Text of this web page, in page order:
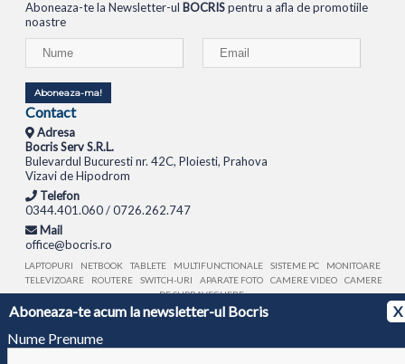
Aboneaza-te acum la newsletter-ul Bocris
X
Nume Prenume
Aboneaza-te la Newsletter-ul BOCRISpentru a afla de promotiile
noastre
Aboneaza-ma!
Contact
Adresa
Bocris Serv S.R.L.
Bulevardul Bucuresti nr. 42C, Ploiesti, Prahova
Vizavi de Hipodrom
Telefon
0344.401.060 / 0726.262.747
Mail
office@bocris.ro
LAPTOPURI NETBOOK TABLETE MULTIFUNCTIONALE SISTEME PC
MONITOARE
TELEVIZOARE
ROUTERE SWITCH-URI APARATE FOTO CAMERE VIDEO
CAMERE
DE SUPRAVEGHERE
© 1994 - 2026 BOCRIS SERV S.R.L. | CUI: RO6260085, REG. COM.: J29/2413/1994